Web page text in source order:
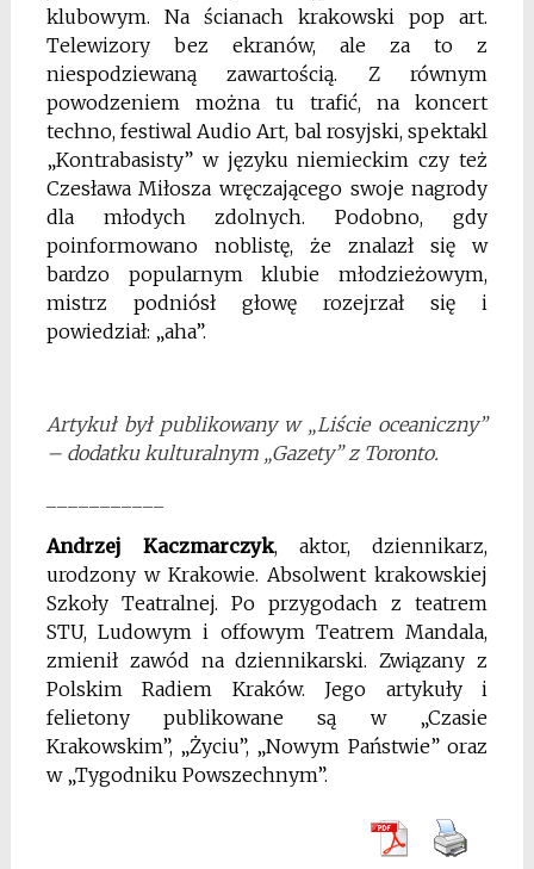
klubowym. Na ścianach krakowski pop art.
Telewizory bez ekranów, ale za to z
niespodziewaną zawartością. Z równym
powodzeniem można tu trafić, na koncert
techno, festiwal Audio Art, bal rosyjski, spektakl
„Kontrabasisty” w języku niemieckim czy też
Czesława Miłosza wręczającego swoje nagrody
dla młodych zdolnych. Podobno, gdy
poinformowano noblistę, że znalazł się w
bardzo popularnym klubie młodzieżowym,
mistrz podniósł głowę rozejrzał się i
powiedział: „aha”.
Artykuł był publikowany w „Liście oceaniczny”
– dodatku kulturalnym „Gazety” z Toronto.
Andrzej Kaczmarczyk, aktor, dziennikarz,
urodzony w Krakowie. Absolwent krakowskiej
Szkoły Teatralnej. Po przygodach z teatrem
STU, Ludowym i offowym Teatrem Mandala,
zmienił zawód na dziennikarski. Związany z
Polskim Radiem Kraków. Jego artykuły i
felietony publikowane są w „Czasie
Krakowskim”, „Życiu”, „Nowym Państwie” oraz
w „Tygodniku Powszechnym”.